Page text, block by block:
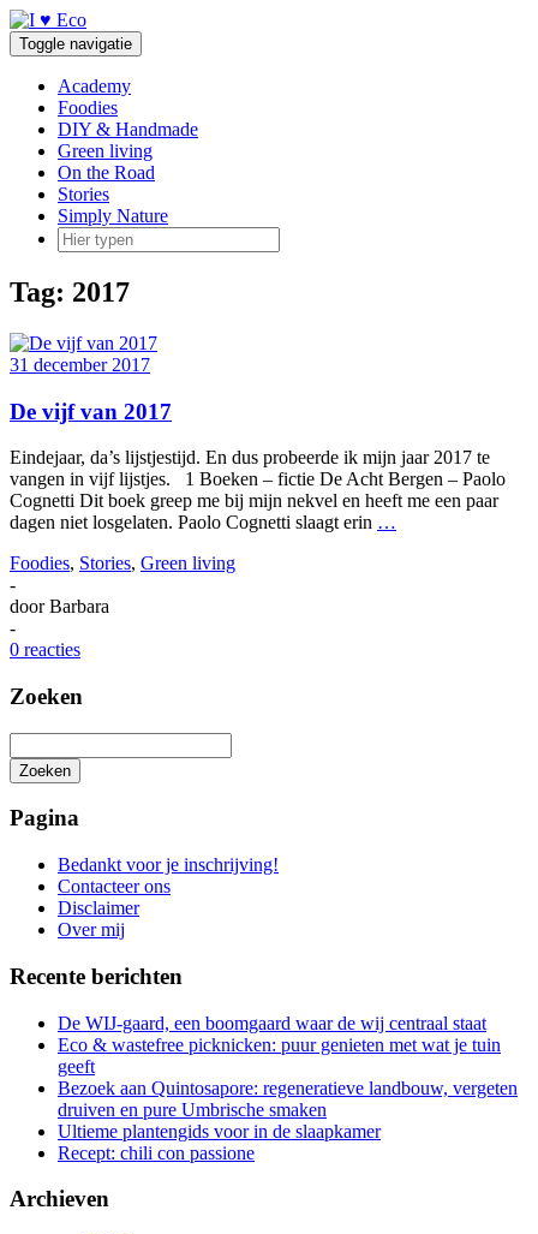
Doorgaan
naar
inhoud
Toggle navigatie
Academy
Foodies
DIY & Handmade
Green living
On the Road
Stories
Simply Nature
Tag: 2017
31 december 2017
De vijf van 2017
Eindejaar, da’s lijstjestijd. En dus probeerde ik mijn jaar 2017 te
vangen in vijf lijstjes. 1 Boeken – fictie De Acht Bergen – Paolo
Cognetti Dit boek greep me bij mijn nekvel en heeft me een paar
dagen niet losgelaten. Paolo Cognetti slaagt erin …
Foodies, Stories, Green living
-
doorBarbara
-
0 reacties
Zoeken
Zoeken
zoeken
Pagina
Bedankt voor je inschrijving!
Contacteer ons
Disclaimer
Over mij
Recente berichten
De WIJ-gaard, een boomgaard waar de wij centraal staat
Eco & wastefree picknicken: puur genieten met wat je tuin
geeft
Bezoek aan Quintosapore: regeneratieve landbouw, vergeten
druiven en pure Umbrische smaken
Ultieme plantengids voor in de slaapkamer
Recept: chili con passione
Archieven